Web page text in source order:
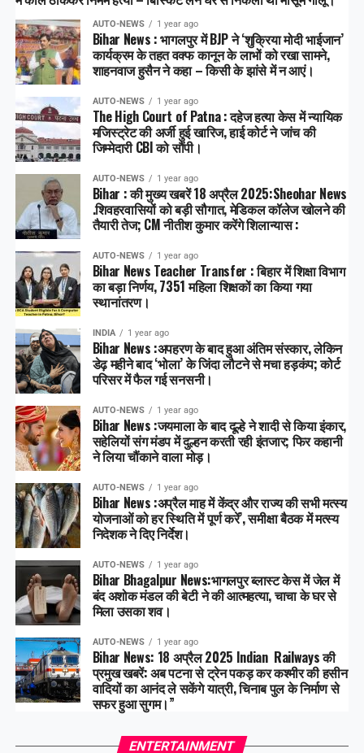
AUTO-NEWS 1 year ago
Bihar News : भागलपुर में BJP ने ‘शुक्रिया मोदी भाईजान’
कार्यक्रम के तहत वक्फ कानून के लाभों को रखा सामने,
शाहनवाज हुसैन ने कहा – किसी के झांसे में न आएं।
AUTO-NEWS 1 year ago
The High Court of Patna : दहेज हत्या केस में न्यायिक
मजिस्ट्रेट की अर्जी हुई खारिज, हाई कोर्ट ने जांच की
जिम्मेदारी CBI को सौंपी।
AUTO-NEWS 1 year ago
Bihar : की मुख्य खबरें 18 अप्रैल 2025:Sheohar News
.शिवहरवासियों को बड़ी सौगात, मेडिकल कॉलेज खोलने की
तैयारी तेज; CM नीतीश कुमार करेंगे शिलान्यास :
AUTO-NEWS 1 year ago
Bihar News Teacher Transfer : बिहार में शिक्षा विभाग
का बड़ा निर्णय, 7351 महिला शिक्षकों का किया गया
स्थानांतरण।
INDIA 1 year ago
Bihar News :अपहरण के बाद हुआ अंतिम संस्कार, लेकिन
डेढ़ महीने बाद ‘भोला’ के जिंदा लौटने से मचा हड़कंप; कोर्ट
परिसर में फैल गई सनसनी।
AUTO-NEWS 1 year ago
Bihar News :जयमाला के बाद दूल्हे ने शादी से किया इंकार,
सहेलियों संग मंडप में दुल्हन करती रही इंतजार; फिर कहानी
ने लिया चौंकाने वाला मोड़।
AUTO-NEWS 1 year ago
Bihar News :अप्रैल माह में केंद्र और राज्य की सभी मत्स्य
योजनाओं को हर स्थिति में पूर्ण करें’, समीक्षा बैठक में मत्स्य
निदेशक ने दिए निर्देश।
AUTO-NEWS 1 year ago
Bihar Bhagalpur News:भागलपुर ब्लास्ट केस में जेल में
बंद अशोक मंडल की बेटी ने की आत्महत्या, चाचा के घर से
मिला उसका शव।
AUTO-NEWS 1 year ago
Bihar News: 18 अप्रैल 2025 Indian Railways की
प्रमुख खबरें: अब पटना से ट्रेन पकड़ कर कश्मीर की हसीन
वादियों का आनंद ले सकेंगे यात्री, चिनाब पुल के निर्माण से
सफर हुआ सुगम।”
ENTERTAINMENT